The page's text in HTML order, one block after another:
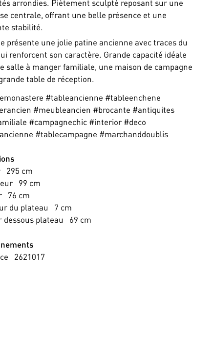
arrondies. Piètement sculpté reposant sur une
centrale, offrant une belle présence et une
stabilité.
présente une jolie patine ancienne avec traces du
renforcent son caractère. Grande capacité idéale
salle à manger familiale, une maison de campagne
table de réception.
#tableancienne #tableenchene
#meubleancien #brocante #antiquites
#campagnechic #interior #deco
#tablecampagne #marchanddoublis
295 cm
99 cm
76 cm
du plateau
7 cm
dessous plateau
69 cm
2621017